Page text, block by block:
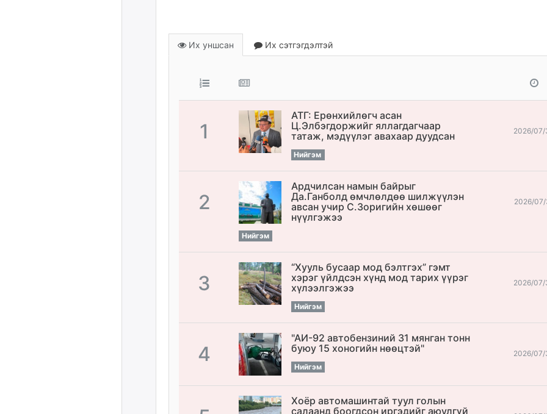
Их уншсан Их сэтгэгдэлтэй
1
АТГ: Ерөнхийлөгч асан
Ц.Элбэгдоржийг яллагдагчаар
татаж, мэдүүлэг авахаар дуудсан
Нийгэм
2026/07/
2
Ардчилсан намын байрыг
Да.Ганболд өмчлөлдөө шилжүүлэн
авсан учир С.Зоригийн хөшөөг
нүүлгэжээ
Нийгэм
2026/07/
3
“Хууль бусаар мод бэлтгэх” гэмт
хэрэг үйлдсэн хүнд мод тарих үүрэг
хүлээлгэжээ
Нийгэм
2026/07/
4
"АИ-92 автобензиний 31 мянган тонн
буюу 15 хоногийн нөөцтэй"
Нийгэм
2026/07/
Хоёр автомашинтай туул голын
салаанд боогдсон иргэдийг аюулгүй